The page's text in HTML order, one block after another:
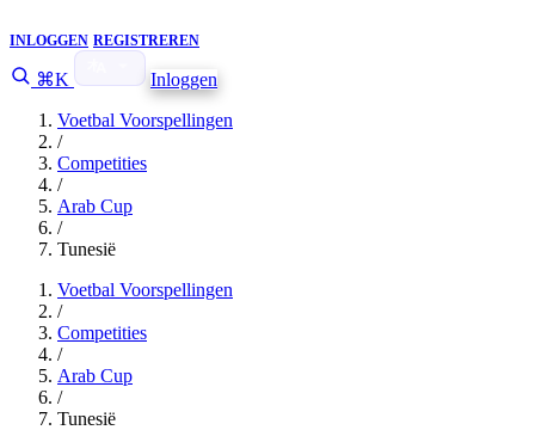
Conference League
Europees kampioenschap 2028
INLOGGEN REGISTREREN
⌘K
Inloggen
Voetbal Voorspellingen
/
Competities
/
Arab Cup
/
Tunesië
Voetbal Voorspellingen
/
Competities
/
Arab Cup
/
Tunesië